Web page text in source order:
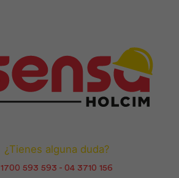
¿Tienes alguna duda?
1700 593 593 - 04 3710 156